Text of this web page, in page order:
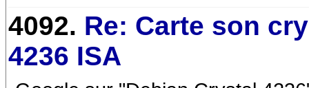
4092. Re: Carte son
4236 ISA